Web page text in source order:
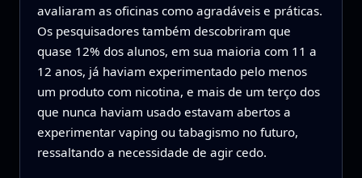
avaliaram as oficinas como agradáveis e práticas.
Os pesquisadores também descobriram que
quase 12% dos alunos, em sua maioria com 11 a
12 anos, já haviam experimentado pelo menos
um produto com nicotina, e mais de um terço dos
que nunca haviam usado estavam abertos a
experimentar vaping ou tabagismo no futuro,
ressaltando a necessidade de agir cedo.